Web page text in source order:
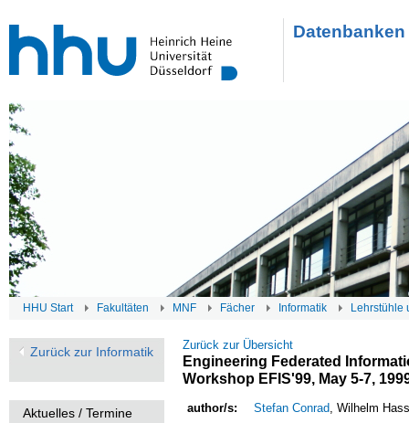
HHU Start Fakultäten MNF Fächer Informatik Lehrstühle
Zurück zur Informatik
Aktuelles / Termine
Zurück zur Übersicht
Engineering Federated
Workshop EFIS'99, May 5-7,
author/s: Stefan Conrad, Wilhelm